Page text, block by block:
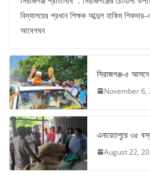
বিদ্যালয়ের প্রধান শিক্ষক আব্দুল হাকিম
আবেগঘন
সিরাজগঞ্জ-৫ আসনে
November 6,
এনায়েতপুরে ৩৫
August 22,